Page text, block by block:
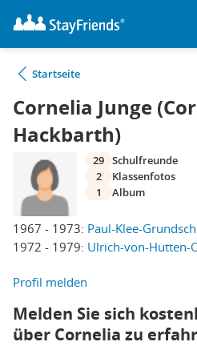
Startseite
Cornelia Junge
Hackbarth)
1967 - 1973: Paul-Klee-
1972 - 1979: Ulrich-von-Hutten-
29 Schulfreunde
2
Klassenfotos
1
Album
Profil melden
Melden Sie sich
über Cornelia zu